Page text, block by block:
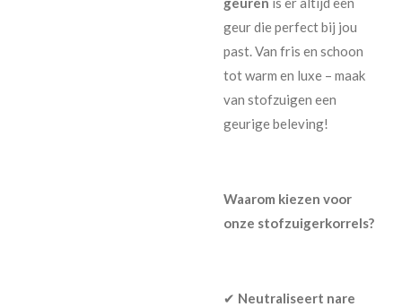
geur die perfect bij jou
past. Van fris en schoon
tot warm en luxe – maak
van stofzuigen een
geurige beleving!
Waarom kiezen voor
onze stofzuigerkorrels?
✔ Neutraliseert nare